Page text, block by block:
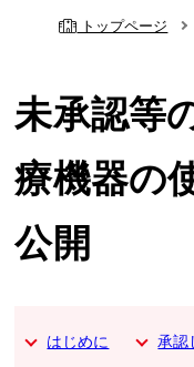
トップページ
未承認等
療機器の
公開
はじめに 承認